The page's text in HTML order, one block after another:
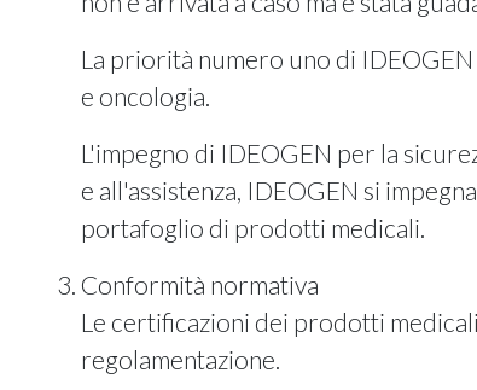
La priorità numero uno di
e oncologia.
L'impegno di IDEOGEN per la
e all'assistenza, IDEOGEN si
portafoglio di prodotti medicali.
Conformità normativa
Le certificazioni dei prodotti
regolamentazione.